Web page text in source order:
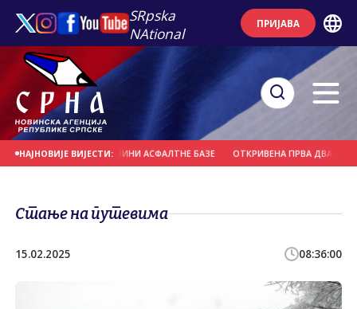
SRpska
NAtional
ПРИЈАВА
НАЈНОВИЈЕ ВИЈЕСТИ:
ПОЖАР У БЛИЗИНИ АСФАЛТНЕ БАЗЕ ОТКРИВЕНА ПРВА ДВА СЛУЧАЈА
Стање на путевима
15.02.2025 08:36:00